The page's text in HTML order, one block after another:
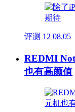
评测 12 08.05
REDMI
也有高颜值